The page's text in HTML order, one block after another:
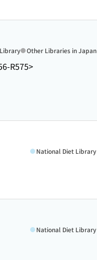
R575>
Other Libraries in Japan
National Diet Library
National Diet Library